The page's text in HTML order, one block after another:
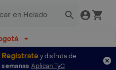
Regístratey disfruta de
Aplican TyC